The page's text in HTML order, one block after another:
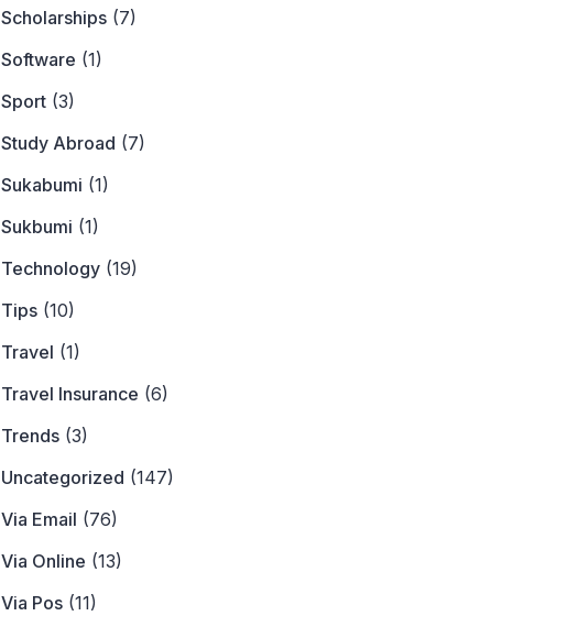
Scholarships (7)
Software (1)
Sport (3)
Study Abroad (7)
Sukabumi (1)
Sukbumi (1)
Technology (19)
Tips (10)
Travel (1)
Travel Insurance (6)
Trends (3)
Uncategorized (147)
Via Email (76)
Via Online (13)
Via Pos (11)